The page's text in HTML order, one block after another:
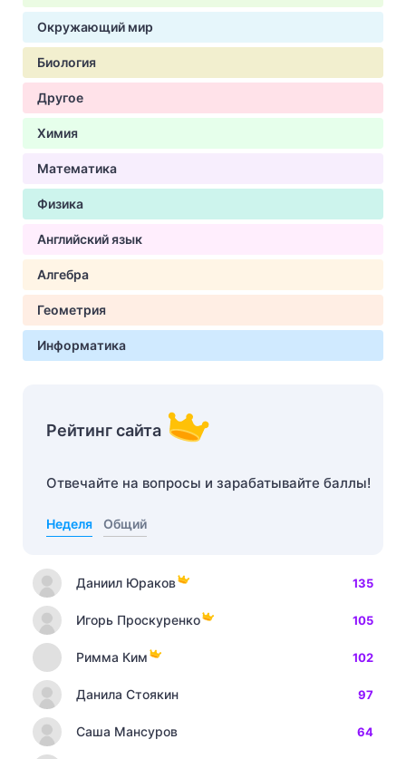
Окружающий мир
Биология
Другое
Химия
Математика
Физика
Английский язык
Алгебра
Геометрия
Информатика
Рейтинг сайта
Отвечайте на вопросы и зарабатывайте баллы!
Неделя Общий
Даниил Юраков 135
Игорь Проскуренко 105
Римма Ким 102
Данила Стоякин 97
Саша Мансуров 64